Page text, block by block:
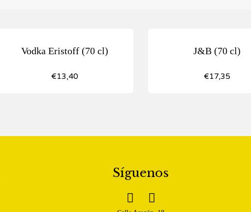
Vodka Eristoff (70 cl)
€13,40
J&B (70 cl)
€17,35
Síguenos
 